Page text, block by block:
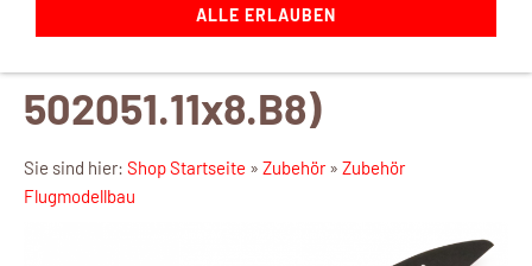
(Bestellnummer:
502051.11x8.B8)
Sie sind hier: Shop Startseite » Zubehör» Zubehör
Flugmodellbau
ALLE ERLAUBEN